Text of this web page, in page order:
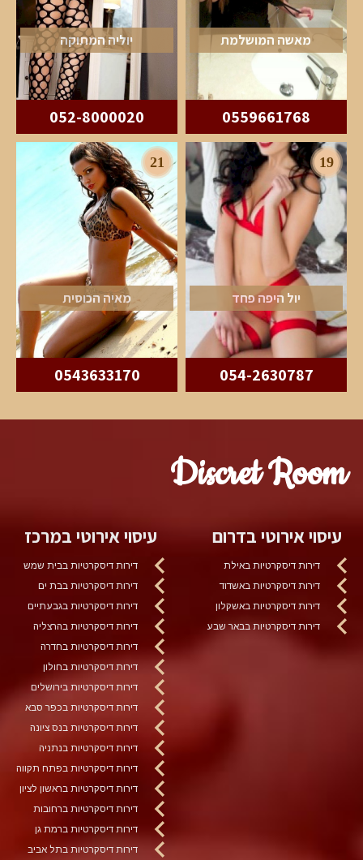
מאשה המושלמת
0559661768
יוליה המתוקה
052-8000020
19
יול היפה פחד
054-2630787
21
מאיה הכוסית
0543633170
Discret Room
עיסוי אירוטי בדרום
דירות דיסקרטיות באילת
דירות דיסקרטיות באשדוד
דירות דיסקרטיות באשקלון
דירות דיסקרטיות בבאר שבע
עיסוי אירוטי במרכז
דירות דיסקרטיות בבית שמש
דירות דיסקרטיות בבת ים
דירות דיסקרטיות בגבעתיים
דירות דיסקרטיות בהרצליה
דירות דיסקרטיות בחדרה
דירות דיסקרטיות בחולון
דירות דיסקרטיות בירושלים
דירות דיסקרטיות בכפר סבא
דירות דיסקרטיות בנס ציונה
דירות דיסקרטיות בנתניה
דירות דיסקרטיות בפתח תקווה
דירות דיסקרטיות בראשון לציון
דירות דיסקרטיות ברחובות
דירות דיסקרטיות ברמת גן
דירות דיסקרטיות בתל אביב